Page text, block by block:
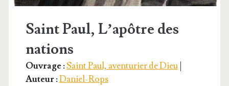
Saint Paul, L’apôtre des
nations
Ouvrage :Saint Paul, aven­tu­rier de Dieu|
Auteur :Daniel-Rops